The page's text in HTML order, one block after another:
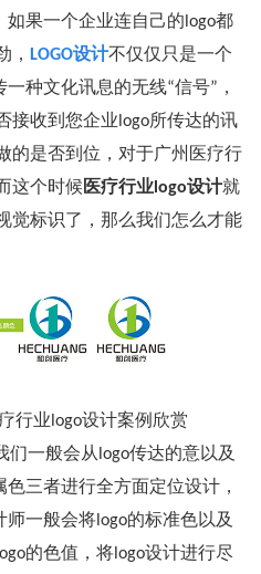
如果一个企业连自己的logo都
，
LOGO设计不仅仅只是一个
种文化讯息的无线“信号”，
接收到您企业logo所传达的讯
的是否到位，对于广州医疗行
这个时候 医疗行业logo设计就
觉标识了，那么我们怎么才能
行业logo设计案例欣赏
们一般会从logo传达的意以及
三者进行全方面定位设计，
一般会将logo的标准色以及
的色值，将logo设计进行尽